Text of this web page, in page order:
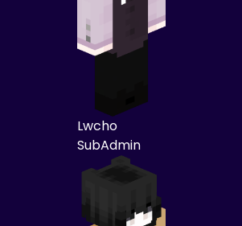
Lwcho
SubAdmin